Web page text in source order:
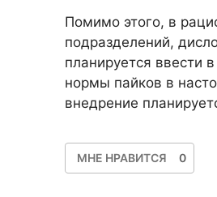
Помимо этого, в
подразделений,
планируется ввести
нормы пайков в
внедрение
МНЕ НРАВИТСЯ 0